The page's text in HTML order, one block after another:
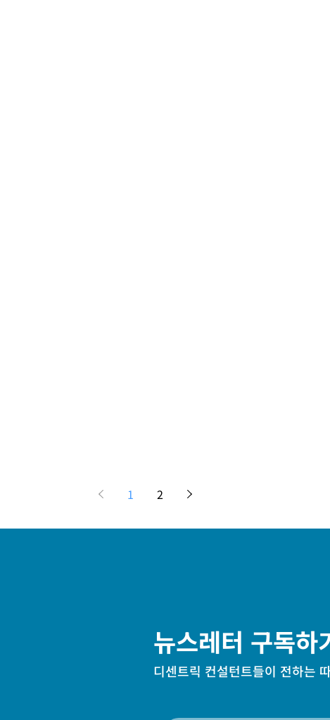
1 2
뉴스레터 구독하
디센트릭 컨설턴트들이 전하는